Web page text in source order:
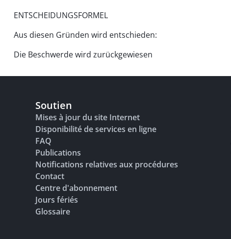
ENTSCHEIDUNGSFORMEL
Aus diesen Gründen wird entschieden:
Die Beschwerde wird zurückgewiesen
Soutien
Mises à jour du site Internet
Disponibilité de services en ligne
FAQ
Publications
Notifications relatives aux procédures
Contact
Centre d'abonnement
Jours fériés
Glossaire